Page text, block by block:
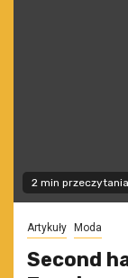
2 min przeczytania
Artykuły Moda
Second